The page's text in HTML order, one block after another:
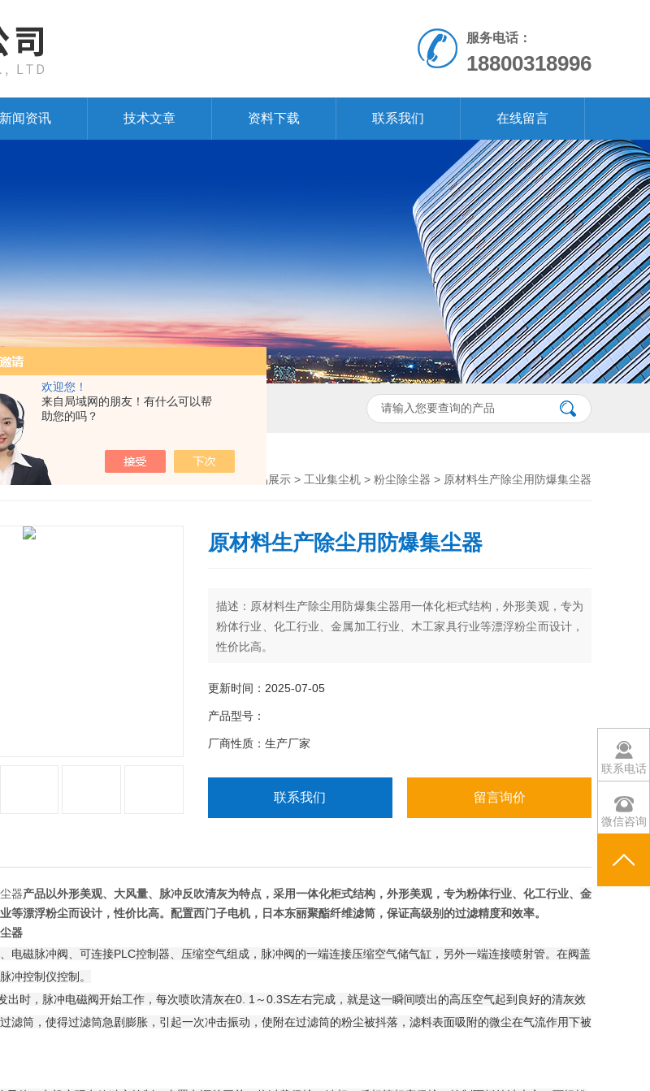
欢迎您！
来自局域网的朋友！有什么可以帮
助您的吗？
服务电话：
18800318996
新闻资讯 技术文章 资料下载 联系我们 在线留言
，减速机，电机
产品展示 > 工业集尘机 > 粉尘除尘器 > 原材料生产除尘用防爆集尘器
原材料生产除尘用防爆集尘器
描述：原材料生产除尘用防爆集尘器用一体化柜式结构，外形美观，专为
粉体行业、化工行业、金属加工行业、木工家具行业等漂浮粉尘而设计，
性价比高。
更新时间：2025-07-05
产品型号：
厂商性质：生产厂家
联系我们 留言询价
器产品以外形美观、大风量、脉冲反吹清灰为特点，采用一体化柜式结构，外形美观，专为粉体行业、化工行业、 金
等漂浮粉尘而设计，性价比高。配置西门子电机，日本东丽聚酯纤维滤筒，保证高级别的过滤精度和效率。
器
电磁脉冲阀、可连接PLC控制器、压缩空气组成，脉冲阀的一端连接压缩空气储气缸，另外一端连接喷射管。在阀盖
冲控制仪控制。
时，脉冲电磁阀开始工作，每次喷吹清灰在0. 1～0.3S左右完成，就是这一瞬间喷出的高压空气起到良好的清灰效
滤筒，使得过滤筒急剧膨胀，引起一次冲击振动，使附在过滤筒的粉尘被抖落，滤料表面吸附的微尘在气流作用下被
联系电话
微信咨询